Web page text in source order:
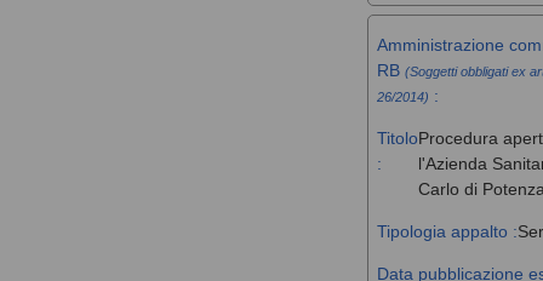
Amministrazione
RB (Soggetti obbligati ex
26/2014) :
Titolo
:
Procedura
l'Azienda
Carlo di
Tipologia appalto :
Data pubblicazione